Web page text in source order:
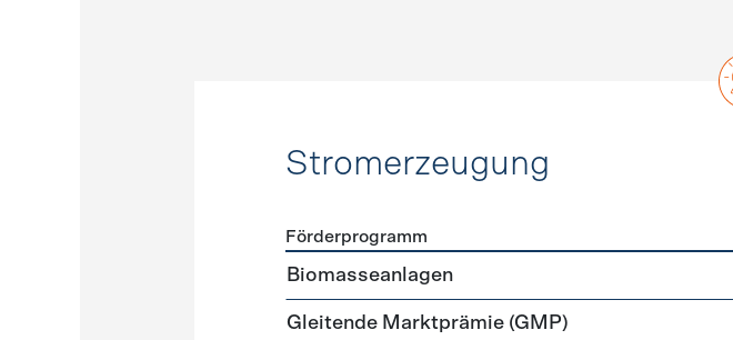
Stromerzeugung
Förderprogramme
Förderprogramm
Biomasseanlagen
Gleitende Marktprämie (GMP)